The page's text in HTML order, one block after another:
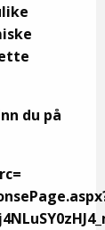
du på